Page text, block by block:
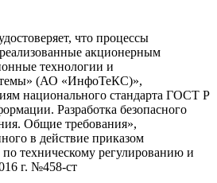
что процессы
акционерным
технологии и
(АО «ИнфоТеКС)»,
национального стандарта ГОСТ Р
Разработка безопасного
Общие требования»,
в действие приказом
по техническому регулированию и
г. №458-ст